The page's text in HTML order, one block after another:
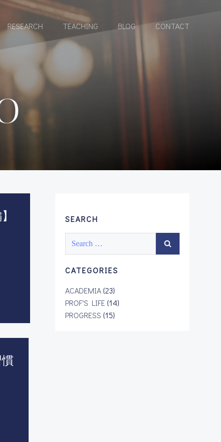
RESEARCH TEACHING BLOG CONTACT
SEARCH
Search
CATEGORIES
ACADEMIA(23)
PROF'S LIFE (14)
PROGRESS (15)